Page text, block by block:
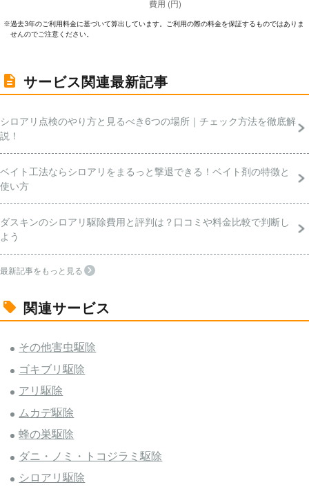
※過去3年のご利⽤料⾦に基づいて算出しています。ご利⽤の際の料⾦を保証するものではありま
せんのでご注意ください。
サービス関連最新記事
シロアリ点検のやり方と見るべき6つの場所｜チェック方法を徹底解
説！
ベイト工法ならシロアリをまるっと撃退できる！ベイト剤の特徴と
使い方
ダスキンのシロアリ駆除費用と評判は？口コミや料金比較で判断し
よう
最新記事をもっと見る
関連サービス
その他害虫駆除
ゴキブリ駆除
アリ駆除
ムカデ駆除
蜂の巣駆除
ダニ・ノミ・トコジラミ駆除
シロアリ駆除